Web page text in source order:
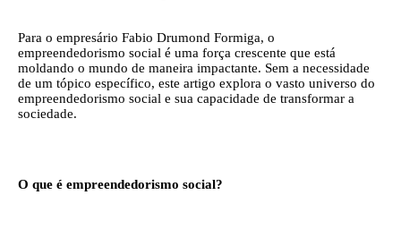
Para o empresário Fabio Drumond Formiga, o
empreendedorismo social é uma força crescente que está
moldando o mundo de maneira impactante. Sem a necessidade
de um tópico específico, este artigo explora o vasto universo do
empreendedorismo social e sua capacidade de transformar a
sociedade.
O que é empreendedorismo social?